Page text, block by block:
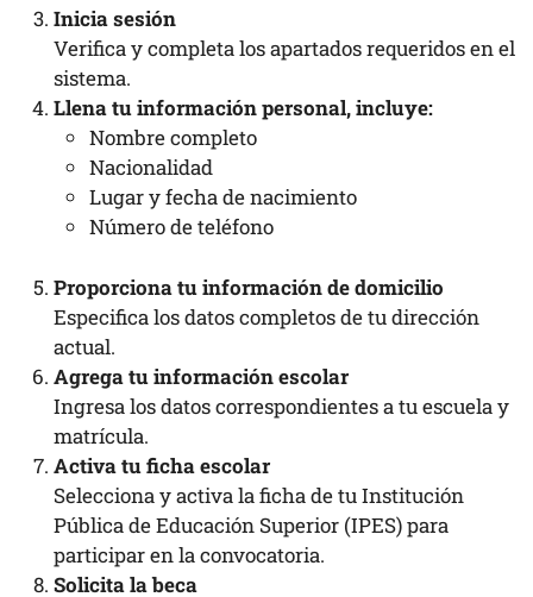
Inicia sesión
Verifica y completa los apartados requeridos en el
sistema.
Llena tu información personal, incluye:
Nombre completo
Nacionalidad
Lugar y fecha de nacimiento
Número de teléfono
Proporciona tu información de domicilio
Especifica los datos completos de tu dirección
actual.
Agrega tu información escolar
Ingresa los datos correspondientes a tu escuela y
matrícula.
Activa tu ficha escolar
Selecciona y activa la ficha de tu Institución
Pública de Educación Superior (IPES) para
participar en la convocatoria.
Solicita la beca